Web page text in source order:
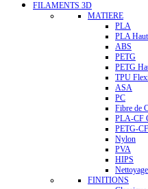
FILAMENTS 3D
MATIERE
PLA
PLA
ABS
PETG
PETG
TPU
ASA
PC
Fibre de
PLA-CF
PETG-
Nylon
PVA
HIPS
Nettoyage
FINITIONS